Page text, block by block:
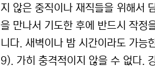
지 않은 중직이나 재직들을 위해서
을 만나서 기도한 후에 반드시 작정
니다. 새벽이나 밤 시간이라도 가
9). 가히 충격적이지 않을 수 없다.